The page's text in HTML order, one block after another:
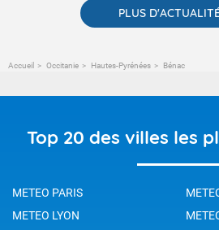
PLUS
Accueil Occitanie Hautes-Pyrénées Bénac
Top 20 des villes les
METEO PARIS
METEO LYON